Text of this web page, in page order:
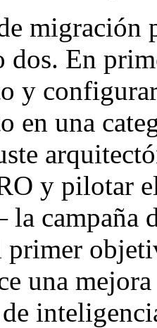
migración
dos. En
y
en una
y pilotar
campaña
primer
una